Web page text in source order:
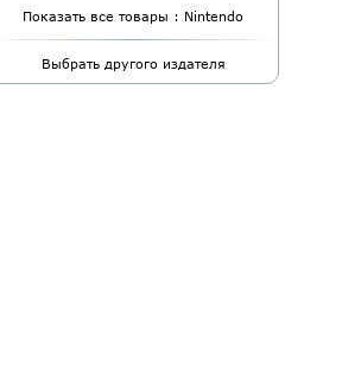
Показать все товары : Nintendo
Выбрать другого издателя